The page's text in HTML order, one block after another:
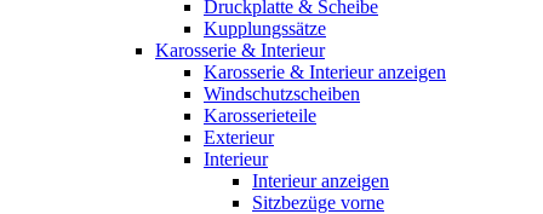
Druckplatte & Scheibe
Kupplungssätze
Karosserie & Interieur
Karosserie & Interieur anzeigen
Windschutzscheiben
Karosserieteile
Exterieur
Interieur
Interieur anzeigen
Sitzbezüge vorne